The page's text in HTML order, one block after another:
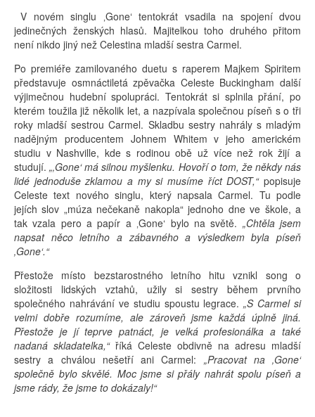
V novém singlu ‚Gone‘ tentokrát vsadila na spojení dvou
jedinečných ženských hlasů. Majitelkou toho druhého přitom
není nikdo jiný než Celestina mladší sestra Carmel.
Po premiéře zamilovaného duetu s raperem Majkem Spiritem
představuje osmnáctiletá zpěvačka Celeste Buckingham další
výjimečnou hudební spolupráci. Tentokrát si splnila přání, po
kterém toužila již několik let, a nazpívala společnou píseň s o tři
roky mladší sestrou Carmel. Skladbu sestry nahrály s mladým
nadějným producentem Johnem Whitem v jeho americkém
studiu v Nashville, kde s rodinou obě už více než rok žijí a
studují. „‚Gone‘ má silnou myšlenku. Hovoří o tom, že někdy nás
lidé jednoduše zklamou a my si musíme říct DOST,“popisuje
Celeste text nového singlu, který napsala Carmel. Tu podle
jejích slov „múza nečekaně nakopla“ jednoho dne ve škole, a
tak vzala pero a papír a ‚Gone‘ bylo na světě. „Chtěla jsem
napsat něco letního a zábavného a výsledkem byla píseň
‚Gone‘.“
Přestože místo bezstarostného letního hitu vznikl song o
složitosti lidských vztahů, užily si sestry během prvního
společného nahrávání ve studiu spoustu legrace.„S Carmel si
velmi dobře rozumíme, ale zároveň jsme každá úplně jiná.
Přestože je jí teprve patnáct, je velká profesionálka a také
nadaná skladatelka,“říká Celeste obdivně na adresu mladší
sestry a chválou nešetří ani Carmel: „Pracovat na ‚Gone‘
společně bylo skvělé. Moc jsme si přály nahrát spolu píseň a
jsme rády, že jsme to dokázaly!“